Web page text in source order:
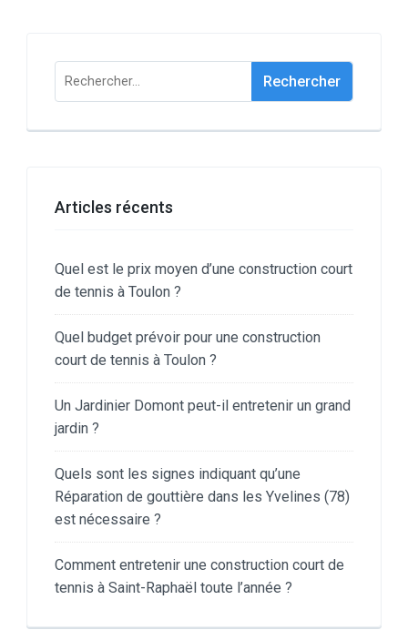
Rechercher :
Articles récents
Quel est le prix moyen d’une construction court
de tennis à Toulon ?
Quel budget prévoir pour une construction
court de tennis à Toulon ?
Un Jardinier Domont peut-il entretenir un grand
jardin ?
Quels sont les signes indiquant qu’une
Réparation de gouttière dans les Yvelines (78)
est nécessaire ?
Comment entretenir une construction court de
tennis à Saint-Raphaël toute l’année ?